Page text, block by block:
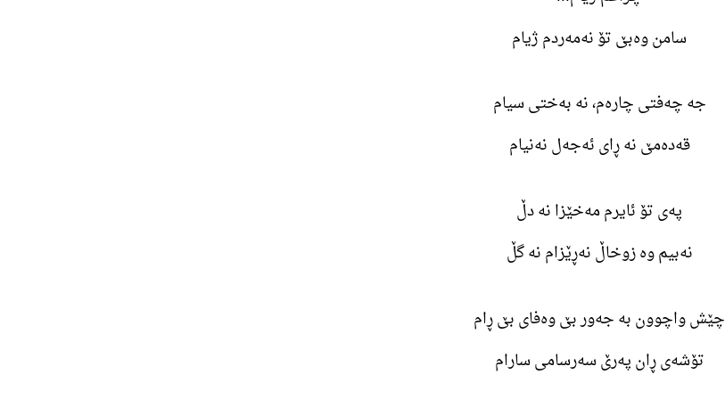
سامن وەبێ تۆ نەمەردم ژیام
جە چەفتی چارەم، نە بەختی سیام
قەدەمێ نە ڕای ئەجەل نەنیام
پەی تۆ ئایرم مەخێزا نە دڵ
نەبیم وە زوخاڵ نەڕێزام نە گڵ
چێش واچوون بە جەور بێ وەفای بێ ڕام
تۆشەی ڕان پەرێ سەرسامی سارام